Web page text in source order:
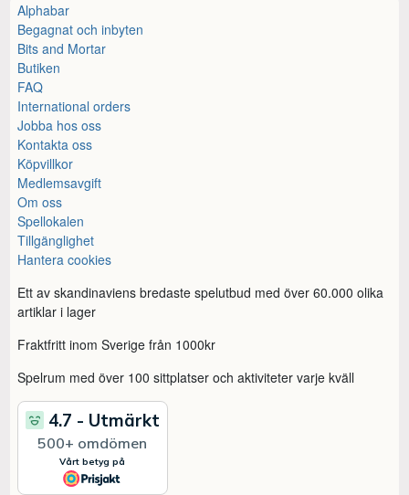
Alphabar
Begagnat och inbyten
Bits and Mortar
Butiken
FAQ
International orders
Jobba hos oss
Kontakta oss
Köpvillkor
Medlemsavgift
Om oss
Spellokalen
Tillgänglighet
Hantera cookies
Ett av skandinaviens bredaste spelutbud med över 60.000 olika
artiklar i lager
Fraktfritt inom Sverige från 1000kr
Spelrum med över 100 sittplatser och aktiviteter varje kväll